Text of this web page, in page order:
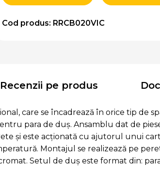
Cod produs: RRCB020VIC
Recenzii pe produs
care se încadrează în orice tip de
para de duș. Ansamblu dat de
și este acționată cu ajutorul unui
Montajul se realizează pe
Setul de duș este format din: